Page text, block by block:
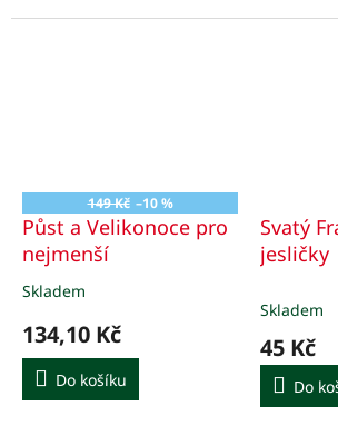
zároveň jim otevírají oči při
149 Kč –10 %
Půst a Velikonoce pro
nejmenší
Průměrné
produktu
je
5,0
z
Skladem
134,10 Kč
Do košíku
Svatý
jesličky
Skladem
45 Kč
Do